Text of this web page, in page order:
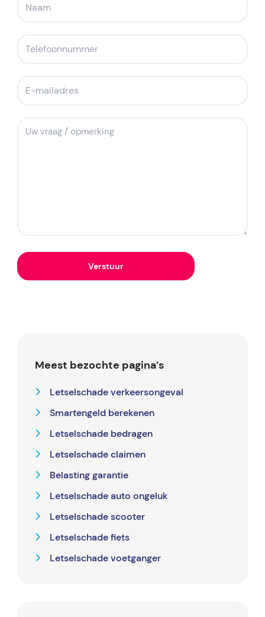
Meest bezochte pagina’s
Letselschade verkeersongeval
Smartengeld berekenen
Letselschade bedragen
Letselschade claimen
Belasting garantie
Letselschade auto ongeluk
Letselschade scooter
Letselschade fiets
Letselschade voetganger